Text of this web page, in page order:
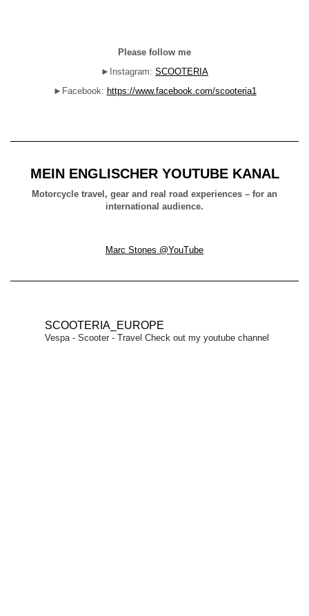
Please follow me
►Instagram: SCOOTERIA
►Facebook: https://www.facebook.com/scooteria1
MEIN ENGLISCHER YOUTUBE KANAL
Motorcycle travel, gear and real road experiences – for an
international audience.
Marc Stones @YouTube
SCOOTERIA_EUROPE
Vespa - Scooter - Travel Check out my youtube channel